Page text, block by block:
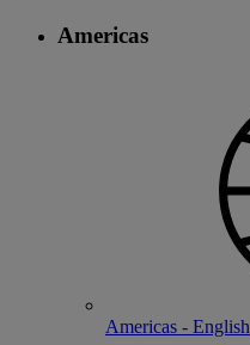
Americas
Americas - English